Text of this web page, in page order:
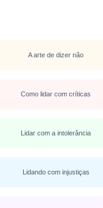
A arte de dizer não
Como lidar com críticas
Lidar com a intolerância
Lidando com injustiças